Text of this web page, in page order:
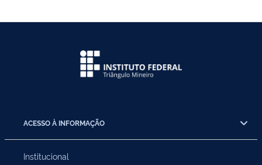
ACESSO À INFORMAÇÃO
Institucional